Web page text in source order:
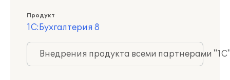
Продукт
1С:Бухгалтерия 8
Внедрения продукта всеми партнерами